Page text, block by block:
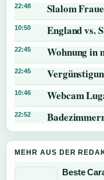
22:48 Slalom
10:50 England vs.
22:45 Wohnung in
22:45
10:46 Webcam
22:52
MEHR AUS DER
Beste